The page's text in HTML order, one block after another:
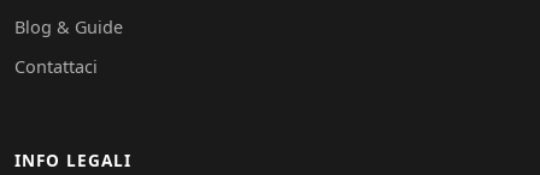
Blog & Guide
Contattaci
INFO LEGALI